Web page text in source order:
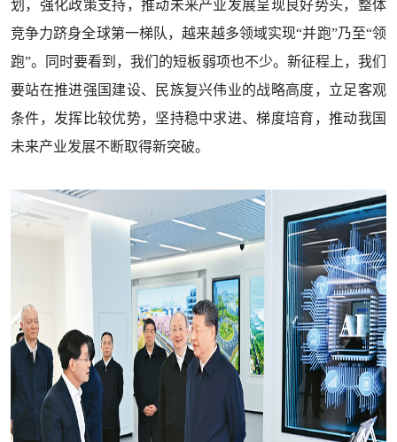
划，强化政策支持，推动未来产业发展呈现良好势头，整体
竞争力跻身全球第一梯队，越来越多领域实现“并跑”乃至“领
跑”。同时要看到，我们的短板弱项也不少。新征程上，我们
要站在推进强国建设、民族复兴伟业的战略高度，立足客观
条件，发挥比较优势，坚持稳中求进、梯度培育，推动我国
未来产业发展不断取得新突破。